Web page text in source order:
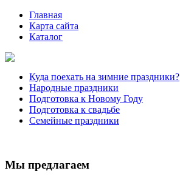
Главная
Карта сайта
Каталог
Куда поехать на зимние праздники?
Народные праздники
Подготовка к Новому Году
Подготовка к свадьбе
Семейные праздники
Мы предлагаем